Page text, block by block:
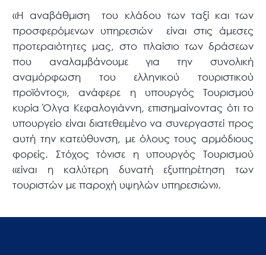
«Η αναβάθμιση του κλάδου των ταξί και των
προσφερόμενων υπηρεσιών είναι στις άμεσες
προτεραιότητες μας, στο πλαίσιο των δράσεων
που αναλαμβάνουμε για την συνολική
αναμόρφωση του ελληνικού τουριστικού
προϊόντος», ανάφερε η υπουργός Τουρισμού
κυρία Όλγα Κεφαλογιάννη, επισημαίνοντας ότι το
υπουργείο είναι διατεθειμένο να συνεργαστεί προς
αυτή την κατεύθυνση, με όλους τους αρμόδιους
φορείς. Στόχος τόνισε η υπουργός Τουρισμού
«είναι η καλύτερη δυνατή εξυπηρέτηση των
τουριστών με παροχή υψηλών υπηρεσιών».